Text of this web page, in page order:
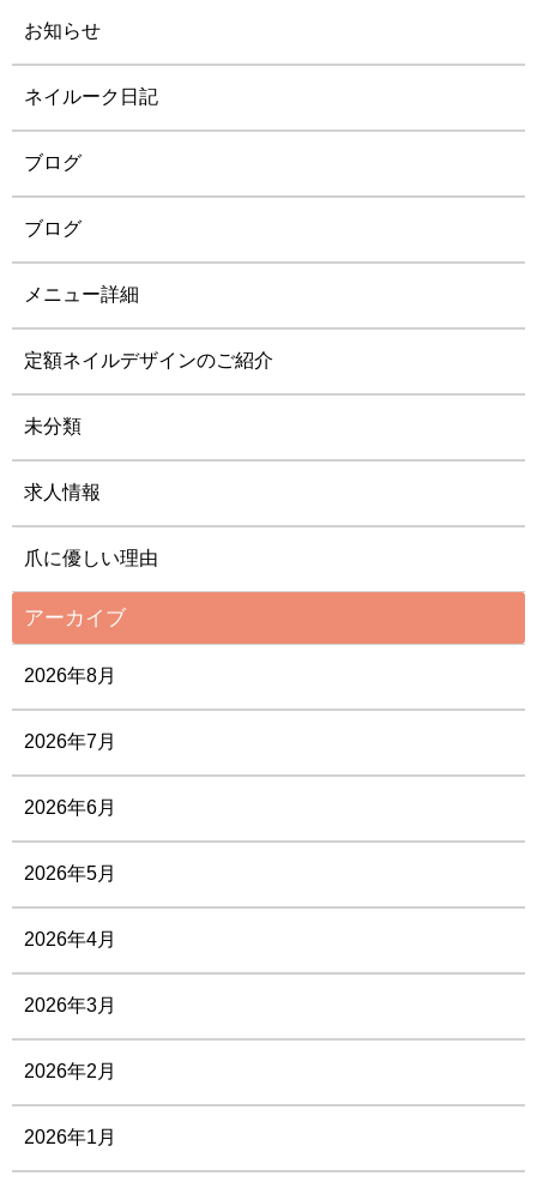
お知らせ
ネイルーク日記
ブログ
ブログ
メニュー詳細
定額ネイルデザインのご紹介
未分類
求人情報
爪に優しい理由
アーカイブ
2026年8月
2026年7月
2026年6月
2026年5月
2026年4月
2026年3月
2026年2月
2026年1月